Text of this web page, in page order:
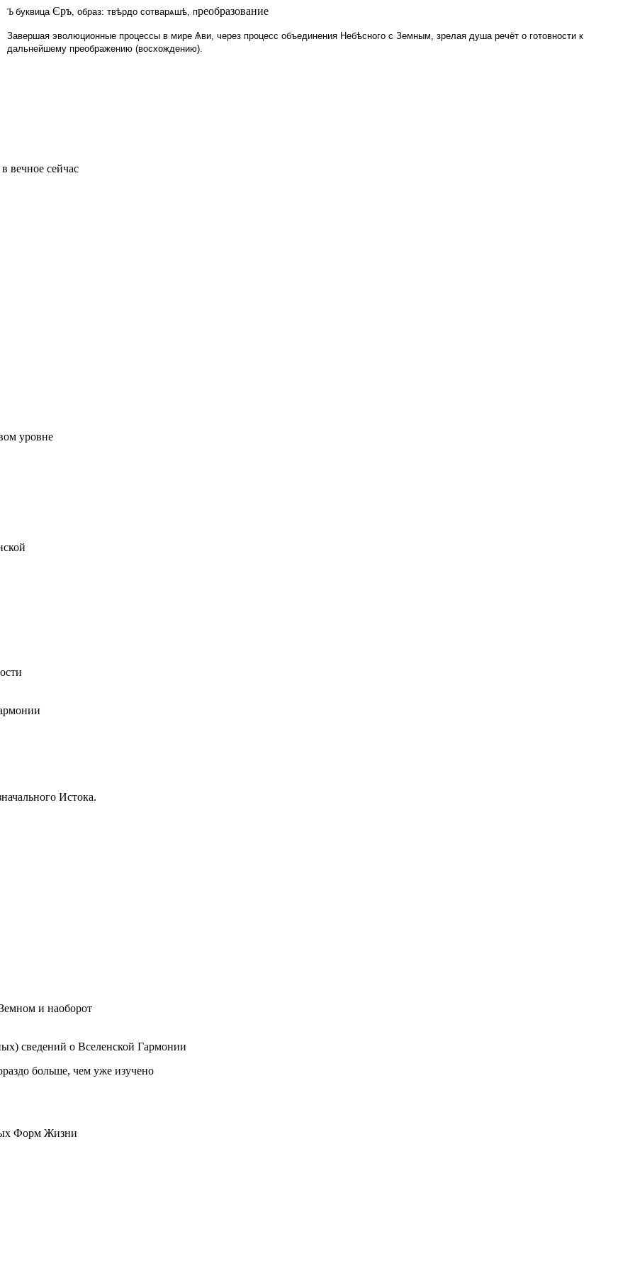
Ъ буквица Єръ , образ: твѣрдо сотварѧшѣ, преобразование
Завершая эволюционные процессы в мире Ѧви, через процесс объединения Небѣсного с Земным, зрелая душа речёт о готовности к
дальнейшему преображению (восхождению).
вечное сейчас
уровне
Истока.
и наоборот
сведений о Вселенской Гармонии
больше, чем уже изучено
Форм Жизни